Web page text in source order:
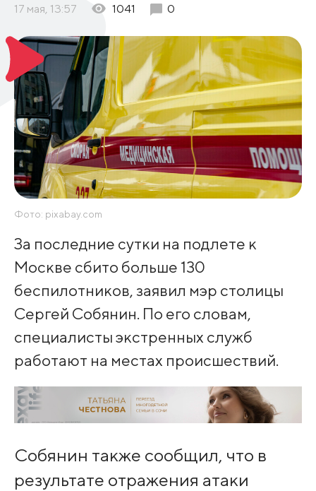
17 мая, 13:57 1041 0
Фото: pixabay.com
За последние сутки на подлете к
Москве сбито больше 130
беспилотников, заявил мэр столицы
Сергей Собянин. По его словам,
специалисты экстренных служб
работают на местах происшествий.
Собянин также сообщил, что в
результате отражения атаки